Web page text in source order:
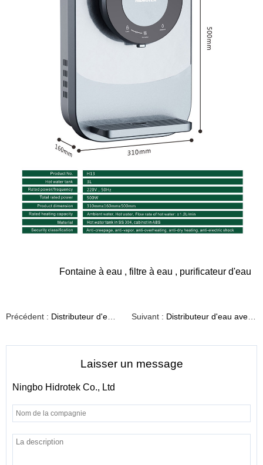
Fontaine à eau , filtre à eau , purificateur d'eau
Suivant : Distributeur d'eau avec système ro simple et élégant
Précédent : Distributeur d'eau froide de bureau t06
Laisser un message
Ningbo Hidrotek Co., Ltd